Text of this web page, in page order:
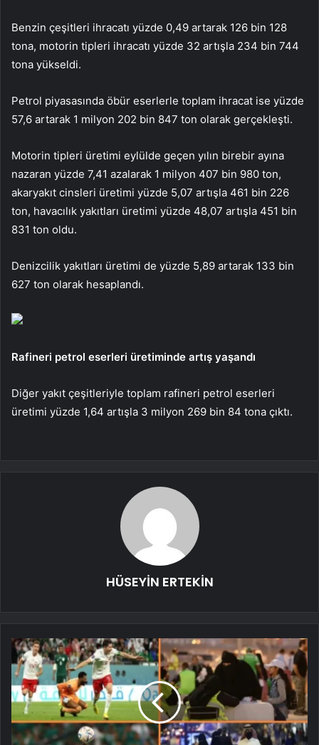
Benzin çeşitleri ihracatı yüzde 0,49 artarak 126 bin 128
tona, motorin tipleri ihracatı yüzde 32 artışla 234 bin 744
tona yükseldi.
Petrol piyasasında öbür eserlerle toplam ihracat ise yüzde
57,6 artarak 1 milyon 202 bin 847 ton olarak gerçekleşti.
Motorin tipleri üretimi eylülde geçen yılın birebir ayına
nazaran yüzde 7,41 azalarak 1 milyon 407 bin 980 ton,
akaryakıt cinsleri üretimi yüzde 5,07 artışla 461 bin 226
ton, havacılık yakıtları üretimi yüzde 48,07 artışla 451 bin
831 ton oldu.
Denizcilik yakıtları üretimi de yüzde 5,89 artarak 133 bin
627 ton olarak hesaplandı.
Rafineri petrol eserleri üretiminde artış yaşandı
Diğer yakıt çeşitleriyle toplam rafineri petrol eserleri
üretimi yüzde 1,64 artışla 3 milyon 269 bin 84 tona çıktı.
HÜSEYİN ERTEKİN